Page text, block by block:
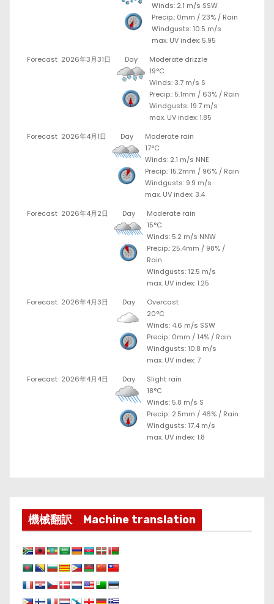
Winds: 2.1 m/s SSW
Precip.: 0mm / 23% / Rain
Windgusts: 10.5 m/s
max. UV index: 5.95
Forecast 2026年3月31日 Day
Moderate drizzle
19°C
Winds: 3.7 m/s S
Precip.: 5.1mm / 63% / Rain
Windgusts: 19.7 m/s
max. UV index: 1.85
Forecast 2026年4月1日 Day
Moderate rain
17°C
Winds: 2.1 m/s NNE
Precip.: 15.2mm / 96% / Rain
Windgusts: 9.9 m/s
max. UV index: 3.4
Forecast 2026年4月2日 Day
Moderate rain
15°C
Winds: 5.2 m/s NNW
Precip.: 25.4mm / 98% /
Rain
Windgusts: 12.5 m/s
max. UV index: 1.25
Forecast 2026年4月3日 Day
Overcast
20°C
Winds: 4.6 m/s SSW
Precip.: 0mm / 14% / Rain
Windgusts: 10.8 m/s
max. UV index: 7
Forecast 2026年4月4日 Day
Slight rain
18°C
Winds: 5.8 m/s S
Precip.: 2.5mm / 46% / Rain
Windgusts: 17.4 m/s
max. UV index: 1.8
機械翻訳 Machine translation